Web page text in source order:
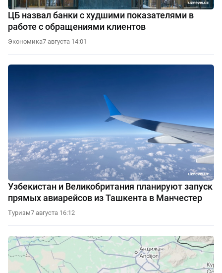
ЦБ назвал банки с худшими показателями в
работе с обращениями клиентов
Экономика7 августа 14:01
Узбекистан и Великобритания планируют запуск
прямых авиарейсов из Ташкента в Манчестер
Туризм7 августа 16:12